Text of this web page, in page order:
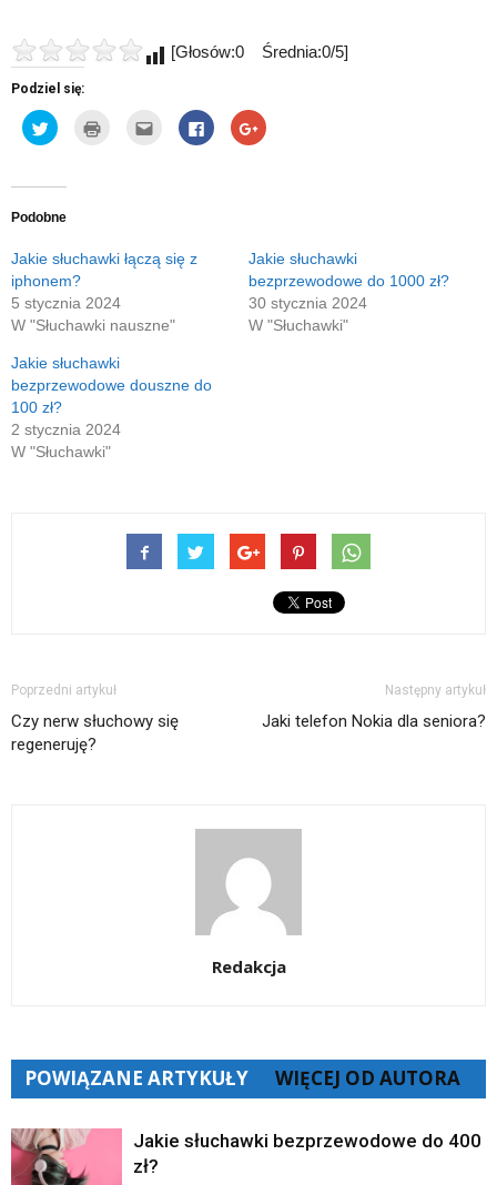
[Głosów:0 Średnia:0/5]
Podziel się:
Udostępnij
na
nowym
Kliknij
wydrukować(Otwiera
Kliknij,
wysłać
w
nowym
Click
to
share
Click
to
Podobne
Jakie słuchawki łączą się z
iphonem?
5 stycznia 2024
W "Słuchawki nauszne"
Jakie słuchawki
bezprzewodowe do 1000 zł?
30 stycznia 2024
W "Słuchawki"
Jakie słuchawki
bezprzewodowe douszne do
100 zł?
2 stycznia 2024
W "Słuchawki"
Poprzedni artykuł
Czy nerw słuchowy się
regeneruję?
Następny artykuł
Jaki telefon Nokia dla seniora?
Redakcja
POWIĄZANE ARTYKUŁY WIĘCEJ OD AUTORA
Jakie słuchawki bezprzewodowe do 400
zł?